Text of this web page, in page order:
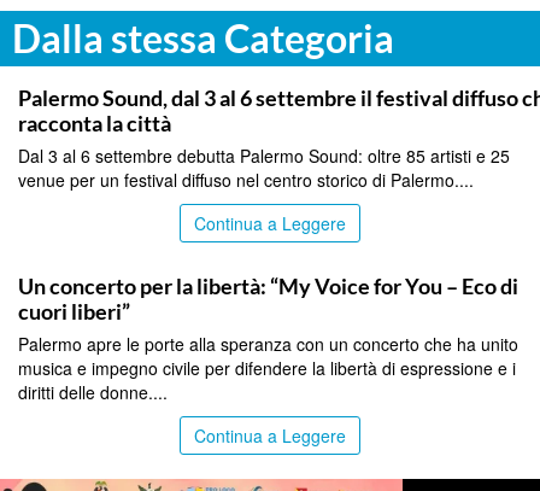
Dalla stessa Categoria
PALERMO
Palermo Sound, dal 3 al 6 settembre il festival diffuso
racconta la città
Dal 3 al 6 settembre debutta Palermo Sound: oltre 85 artisti e 25
venue per un festival diffuso nel centro storico di Palermo....
Continua a Leggere
Un concerto per la libertà: “My Voice for You – Eco di
cuori liberi”
Palermo apre le porte alla speranza con un concerto che ha unito
musica e impegno civile per difendere la libertà di espressione e i
diritti delle donne....
Continua a Leggere